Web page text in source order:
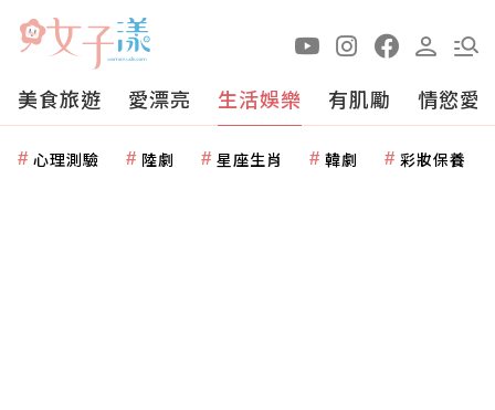
美食旅遊 愛漂亮 生活娛樂 有肌勵 情慾愛
心理測驗 陸劇 星座生肖 韓劇 彩妝保養